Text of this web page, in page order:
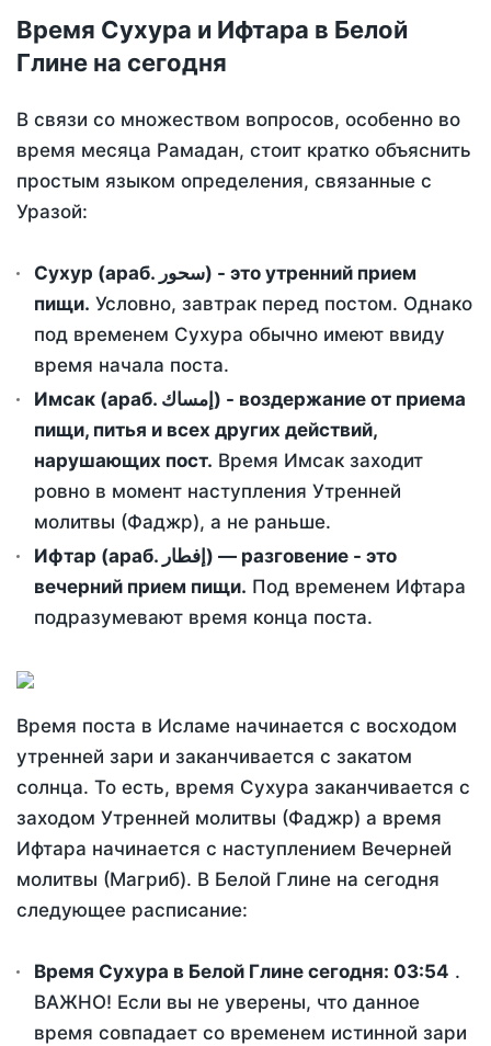
Время Сухура и Ифтара в Белой
Глине на сегодня
В связи со множеством вопросов, особенно во
время месяца Рамадан, стоит кратко объяснить
простым языком определения, связанные с
Уразой:
Сухур (араб. سحور) - это утренний прием
пищи. Условно, завтрак перед постом. Однако
под временем Сухура обычно имеют ввиду
время начала поста.
Имсак (араб. إمساك) - воздержание от приема
пищи, питья и всех других действий,
нарушающих пост. Время Имсак заходит
ровно в момент наступления Утренней
молитвы (Фаджр), а не раньше.
Ифтар (араб. إفطار) — разговение - это
вечерний прием пищи. Под временем Ифтара
подразумевают время конца поста.
Время поста в Исламе начинается с восходом
утренней зари и заканчивается с закатом
солнца. То есть, время Сухура заканчивается с
заходом Утренней молитвы (Фаджр) а время
Ифтара начинается с наступлением Вечерней
молитвы (Магриб). В Белой Глине на сегодня
следующее расписание:
Время Сухура в Белой Глине сегодня: 03:54 .
ВАЖНО! Если вы не уверены, что данное
время совпадает со временем истинной зари